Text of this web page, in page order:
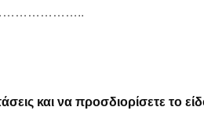
και να προσδιορίσετε το